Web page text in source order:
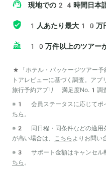
現地での24時間日本
1人あたり最大10万
10万件以上のツアー
*「ホテル・パッケージツアー予
トアレビューに基づく調査
旅行予約アプリ 満足度No.1調
※1 会員ステータスに応じてポ
ちら 。
※2 同日程・同条件などの適用
が高い場合は、
こちら よりお問い
※3 サポート金額はキャンセル
ちら 。